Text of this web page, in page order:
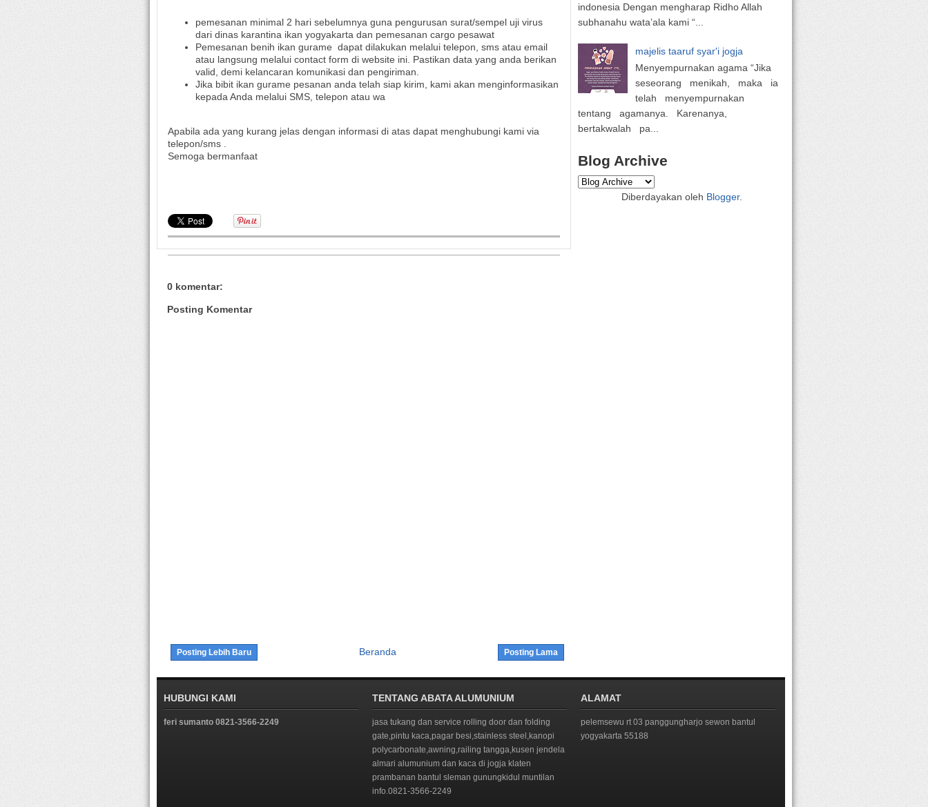
pemesanan minimal 2 hari sebelumnya guna pengurusan surat/sempel uji virus
dari dinas karantina ikan yogyakarta dan pemesanan cargo pesawat
Pemesanan benih ikan gurame dapat dilakukan melalui telepon, sms atau email
atau langsung melalui contact form di website ini. Pastikan data yang anda berikan
valid, demi kelancaran komunikasi dan pengiriman.
Jika bibit ikan gurame pesanan anda telah siap kirim, kami akan menginformasikan
kepada Anda melalui SMS, telepon atau wa
Apabila ada yang kurang jelas dengan informasi di atas dapat menghubungi kami via
telepon/sms .
Semoga bermanfaat
0 komentar:
Posting Komentar
Posting Lebih Baru Posting Lama
Beranda
indonesia Dengan mengharap Ridho Allah
subhanahu wata’ala kami “...
majelis taaruf syar'i jogja
Menyempurnakan agama “Jika
seseorang menikah, maka ia
telah menyempurnakan
tentang agamanya. Karenanya,
bertakwalah pa...
Blog Archive
Diberdayakan oleh Blogger.
HUBUNGI KAMI
feri sumanto 0821-3566-2249
TENTANG ABATA ALUMUNIUM
jasa tukang dan service rolling door dan folding
gate,pintu kaca,pagar besi,stainless steel,kanopi
polycarbonate,awning,railing tangga,kusen jendela
almari alumunium dan kaca di jogja klaten
prambanan bantul sleman gunungkidul muntilan
info.0821-3566-2249
ALAMAT
pelemsewu rt 03 panggungharjo sewon bantul
yogyakarta 55188